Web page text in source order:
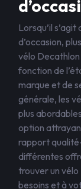
Lorsqu’il
d’occasion,
vélo Decathlon
fonction de
marque et de
générale, les
plus
option
rapport
différentes
trouver un
besoins et à